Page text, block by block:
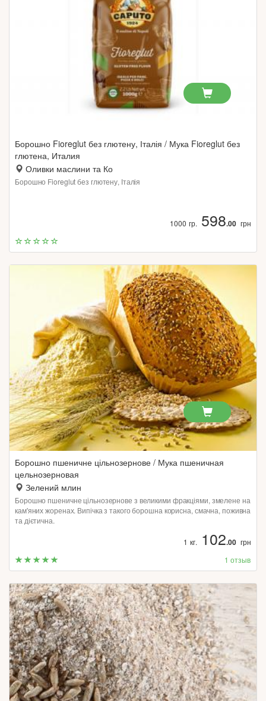
Борошно Fioreglut без глютену, Італія / Мука Fioreglut без
глютена, Италия
Оливки маслини та Ко
Борошно Fioreglut без глютену, Італія
1000 гр. 598.00 грн
Борошно пшеничне цільнозернове / Мука пшеничная
цельнозерновая
Зелений млин
Борошно пшеничне цільнозернове з великими фракціями, змелене на
кам'яних жоренах. Випічка з такого борошна корисна, смачна, поживна
та дієтична.
1 кг. 102.00 грн
1 отзыв